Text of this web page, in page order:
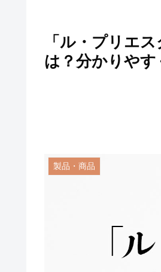
「ル・プリエ
は？分かりやす
製品・商品